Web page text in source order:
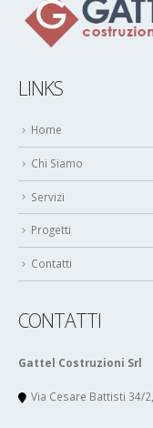
LINKS
Home
Chi Siamo
Servizi
Progetti
Contatti
CONTATTI
Gattel Costruzioni Srl
Via Cesare Battisti 34/